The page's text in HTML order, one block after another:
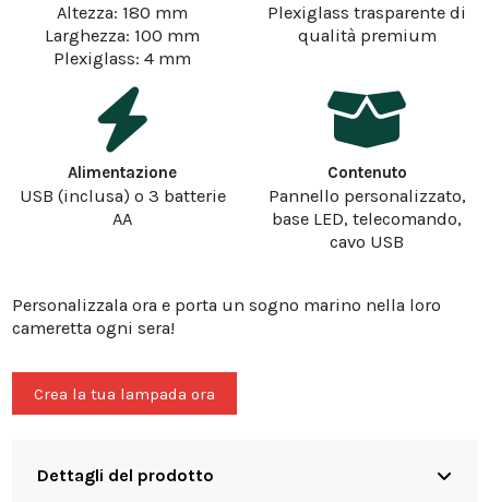
Altezza: 180 mm
Larghezza: 100 mm
Plexiglass: 4 mm
Plexiglass trasparente di
qualità premium
Alimentazione
USB (inclusa) o 3 batterie
AA
Contenuto
Pannello personalizzato,
base LED, telecomando,
cavo USB
Personalizzala ora e porta un sogno marino nella loro
cameretta ogni sera!
Crea la tua lampada ora
Dettagli del prodotto